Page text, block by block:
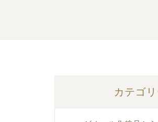
カテゴ